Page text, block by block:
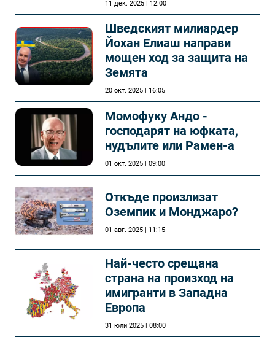
11 дек. 2025 | 12:00
Шведският милиардер
Йохан Елиаш направи
мощен ход за защита на
Земята
20 окт. 2025 | 16:05
Момофуку Андо -
господарят на юфката,
нудълите или Рамен-а
01 окт. 2025 | 09:00
Откъде произлизат
Оземпик и Монджаро?
01 авг. 2025 | 11:15
Най-често срещана
страна на произход на
имигранти в Западна
Европа
31 юли 2025 | 08:00